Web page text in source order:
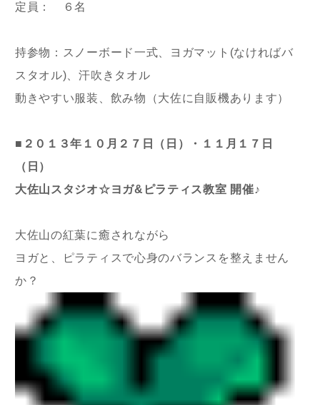
定員： ６名
持参物：スノーボード一式、ヨガマット(なければバ
スタオル)、汗吹きタオル
動きやすい服装、飲み物（大佐に自販機あります）
■２０１３年１０月２７日（日）・１１月１７日
（日）
大佐山スタジオ☆ヨガ&ピラティス教室 開催♪
大佐山の紅葉に癒されながら
ヨガと、ピラティスで心身のバランスを整えません
か？